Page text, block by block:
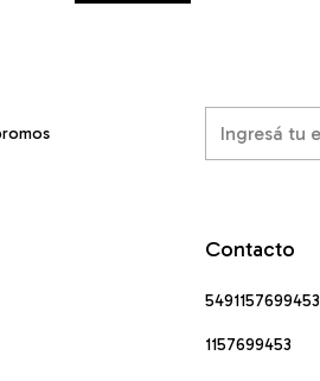
Contacto
5491157699453
1157699453